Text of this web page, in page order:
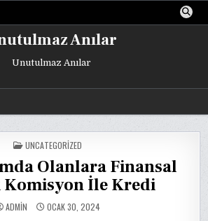
Anılar
Unutulmaz Anılar
POSTED
IN
UNCATEGORIZED
Olanlara Finansal
Komisyon İle Kredi
ADMIN OCAK 30, 2024